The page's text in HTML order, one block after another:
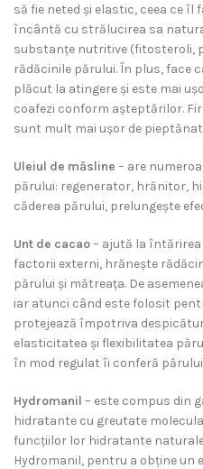
să fie neted și elastic, ceea ce îl
încântă cu strălucirea sa
substanțe nutritive (fitosteroli,
rădăcinile părului. În plus, face
plăcut la atingere și este mai
coafezi conform așteptărilor.
sunt mult mai ușor de
Uleiul de măsline – are
părului: regenerator, hrănitor,
căderea părului, prelungește
Unt de cacao– ajută la
factorii externi, hrănește
părului și mătreața. De
iar atunci când este folosit
protejează împotriva
elasticitatea și flexibilitatea
în mod regulat îi conferă
Hydromanil – este compus din
hidratante cu greutate
funcțiilor lor hidratante
Hydromanil, pentru a obține un